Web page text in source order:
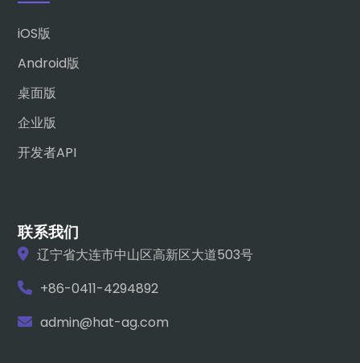
iOS版
Android版
桌面版
企业版
开发者API
联系我们
辽宁省大连市中山区高新区大道503号
+86-0411-4294892
admin@hat-ag.com